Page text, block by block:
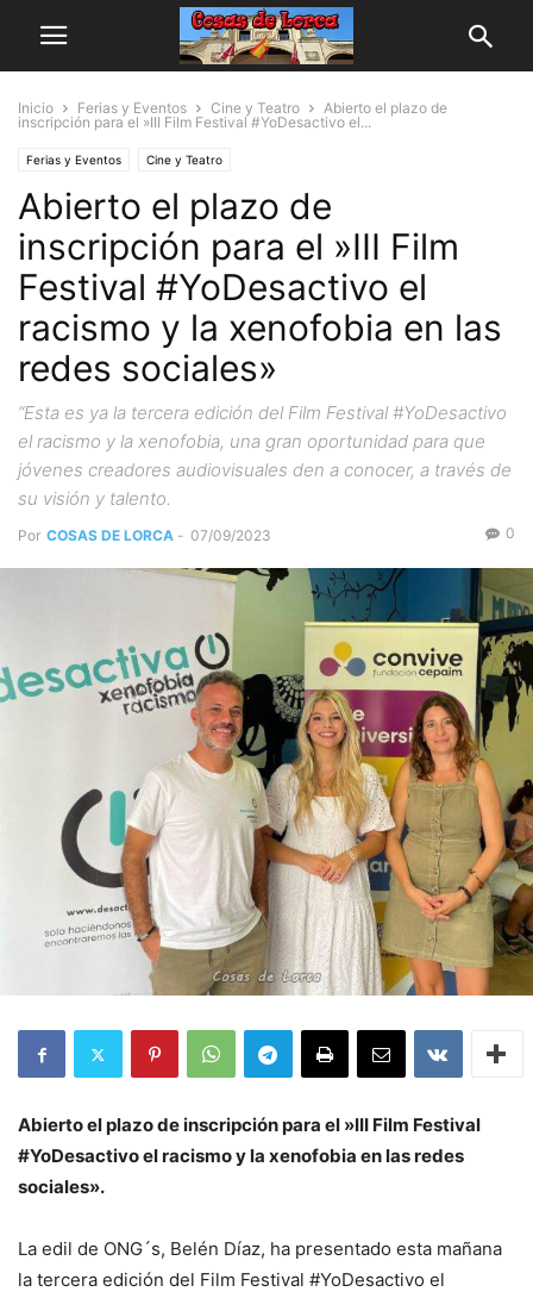
Inicio Ferias y Eventos Cine y Teatro
Abierto el plazo de
inscripción para el »III Film Festival #YoDesactivo el...
Ferias y Eventos Cine y Teatro
Abierto el plazo de
inscripción para el »III Film
Festival #YoDesactivo el
racismo y la xenofobia en las
redes sociales»
“Esta es ya la tercera edición del Film Festival #YoDesactivo
el racismo y la xenofobia, una gran oportunidad para que
jóvenes creadores audiovisuales den a conocer, a través de
su visión y talento.
Por COSAS DE LORCA - 07/09/2023 0
Abierto el plazo de inscripción para el »III Film Festival
#YoDesactivo el racismo y la xenofobia en las redes
sociales».
La edil de ONG´s, Belén Díaz, ha presentado esta mañana
la tercera edición del Film Festival #YoDesactivo el